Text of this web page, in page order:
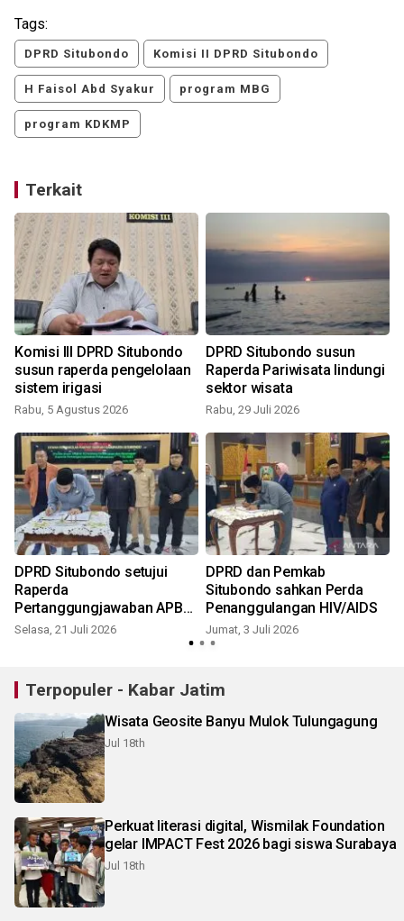
Tags:
DPRD Situbondo Komisi II DPRD Situbondo
H Faisol Abd Syakur program MBG
program KDKMP
Terkait
Komisi III DPRD Situbondo
susun raperda pengelolaan
sistem irigasi
Rabu, 5 Agustus 2026
DPRD Situbondo susun
Raperda Pariwisata lindungi
sektor wisata
Rabu, 29 Juli 2026
DPRD Situbondo setujui
Raperda
Pertanggungjawaban APBD
2025
Selasa, 21 Juli 2026
DPRD dan Pemkab
Situbondo sahkan Perda
Penanggulangan HIV/AIDS
Jumat, 3 Juli 2026
Terpopuler - Kabar Jatim
Wisata Geosite Banyu Mulok Tulungagung
Jul 18th
Perkuat literasi digital, Wismilak Foundation
gelar IMPACT Fest 2026 bagi siswa Surabaya
Jul 18th